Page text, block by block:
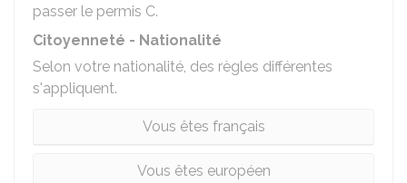
passer le permis C.
Citoyenneté - Nationalité
Selon votre nationalité, des règles différentes
s'appliquent.
Vous êtes français
Vous êtes européen